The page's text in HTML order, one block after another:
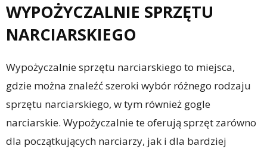
WYPOŻYCZALNIE SPRZĘTU
NARCIARSKIEGO
Wypożyczalnie sprzętu narciarskiego to miejsca,
gdzie można znaleźć szeroki wybór różnego rodzaju
sprzętu narciarskiego, w tym również gogle
narciarskie. Wypożyczalnie te oferują sprzęt zarówno
dla początkujących narciarzy, jak i dla bardziej